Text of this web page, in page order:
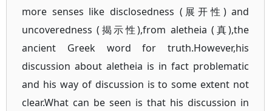
more senses like disclosedness (展开性) and
uncoveredness (揭示性),from aletheia (真),the
ancient Greek word for truth.However,his
discussion about aletheia is in fact problematic
and his way of discussion is to some extent not
clear.What can be seen is that his discussion in